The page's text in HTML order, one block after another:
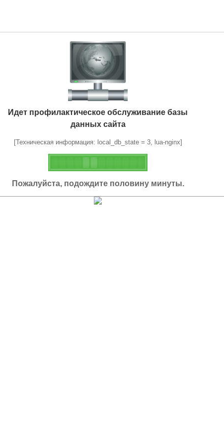
Идет профилактическое обслуживание базы
данных сайта
[Техническая информация: local_db_state = 3, lua-nginx]
Пожалуйста, подождите половину минуты.